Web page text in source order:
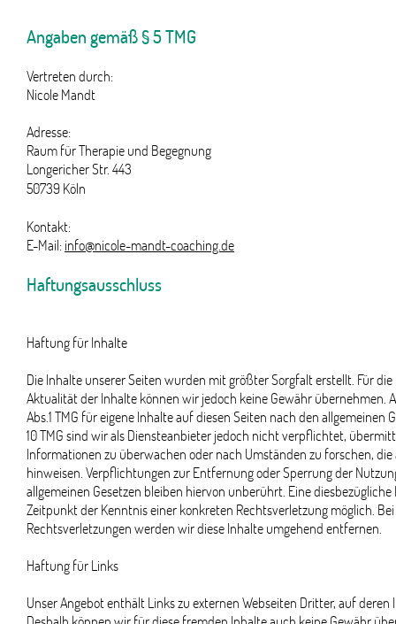
Angaben gemäß § 5 TMG
Vertreten durch:
Nicole Mandt
Adresse:
Raum für Therapie und Begegnung
Longericher Str. 443
50739 Köln
Kontakt:
E-Mail: info@nicole-mandt-coaching.de
Haftungsausschluss
Haftung für Inhalte
Die Inhalte unserer Seiten wurden mit größter Sorgfalt erstellt. Für
Aktualität der Inhalte können wir jedoch keine Gewähr übernehmen.
Abs.1 TMG für eigene Inhalte auf diesen Seiten nach den allgemeinen
10 TMG sind wir als Diensteanbieter jedoch nicht verpflichtet,
Informationen zu überwachen oder nach Umständen zu forschen,
hinweisen. Verpflichtungen zur Entfernung oder Sperrung der
allgemeinen Gesetzen bleiben hiervon unberührt. Eine
Zeitpunkt der Kenntnis einer konkreten Rechtsverletzung möglich.
Rechtsverletzungen werden wir diese Inhalte umgehend entfernen.
Haftung für Links
Unser Angebot enthält Links zu externen Webseiten Dritter, auf